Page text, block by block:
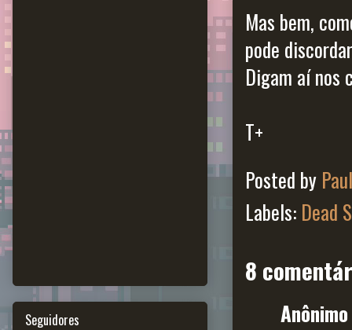
Mas bem,
pode
Digam aí nos
T+
Posted by
Labels: Dead
8
Seguidores